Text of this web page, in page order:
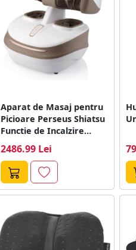
Aparat de Masaj pentru
Picioare Perseus Shiatsu
Functie de Incalzire
2486.99 Lei